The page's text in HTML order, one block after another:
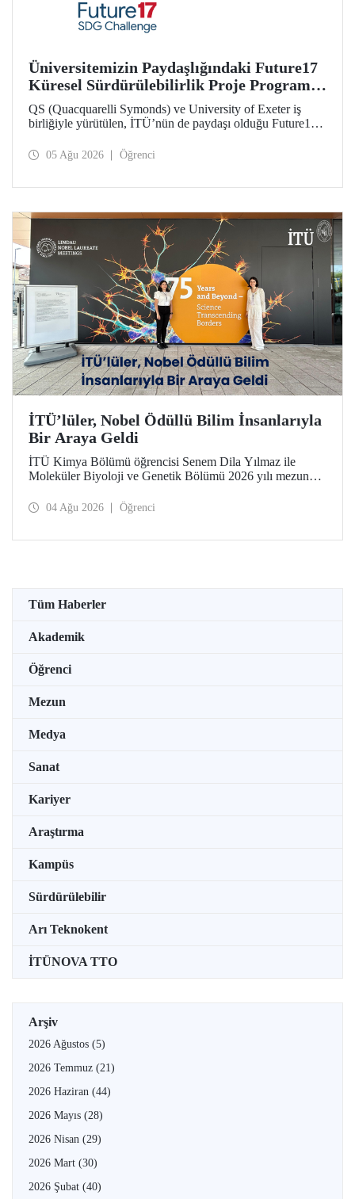
Üniversitemizin Paydaşlığındaki Future17
Küresel Sürdürülebilirlik Proje Programı,
Öğrencilerimizin Başvurularını Bekliyor
QS (Quacquarelli Symonds) ve University of Exeter iş
birliğiyle yürütülen, İTÜ’nün de paydaşı olduğu Future17
öğrenci başvuruları açıldı. Başvurular için son gün 31
05 Ağu 2026 Öğrenci
İTÜ’lüler, Nobel Ödüllü Bilim İnsanlarıyla
Bir Araya Geldi
İTÜ Kimya Bölümü öğrencisi Senem Dila Yılmaz ile
Moleküler Biyoloji ve Genetik Bölümü 2026 yılı mezunu
Etkinliklere Katılım Desteği kapsamında 75’inci Lindau
04 Ağu 2026 Öğrenci
Tüm Haberler
Akademik
Öğrenci
Mezun
Medya
Sanat
Kariyer
Araştırma
Kampüs
Sürdürülebilir
Arı Teknokent
İTÜNOVA TTO
Arşiv
2026 Ağustos (5)
2026 Temmuz (21)
2026 Haziran (44)
2026 Mayıs (28)
2026 Nisan (29)
2026 Mart (30)
2026 Şubat (40)